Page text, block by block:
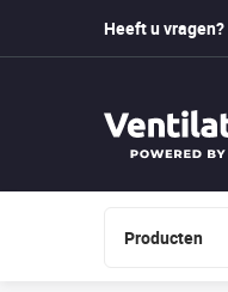
Heeft u vragen?
Producten